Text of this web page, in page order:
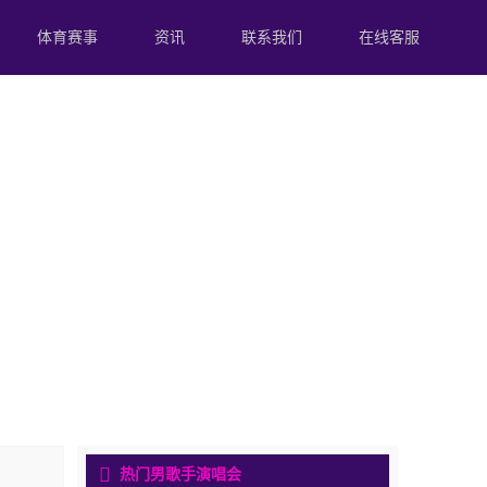
体育赛事 资讯 联系我们 在线客服
热门男歌手演唱会